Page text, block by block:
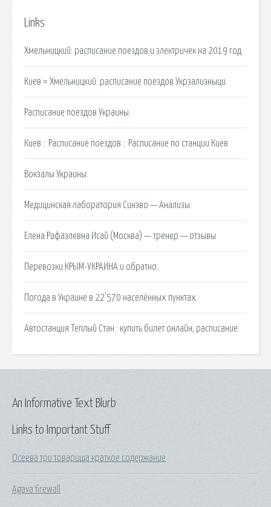
Links
Хмельницкий: расписание поездов и электричек на 2019 год.
Киев = Хмельницкий: расписание поездов Укрзализныци.
Расписание поездов Украины.
Киев :: Расписание поездов :: Расписание по станции Киев.
Вокзалы Украины.
Медицинская лаборатория Синэво — Анализы.
Елена Рафаэлевна Исай (Москва) — тренер — отзывы
Перевозки КРЫМ-УКРАИНА и обратно.
Погода в Украине в 22'570 населённых пунктах.
Автостанция Теплый Стан : купить билет онлайн, расписание.
Links to Important Stuff
Осеева три товарища краткое содержание
Agava firewall
An Informative Text Blurb